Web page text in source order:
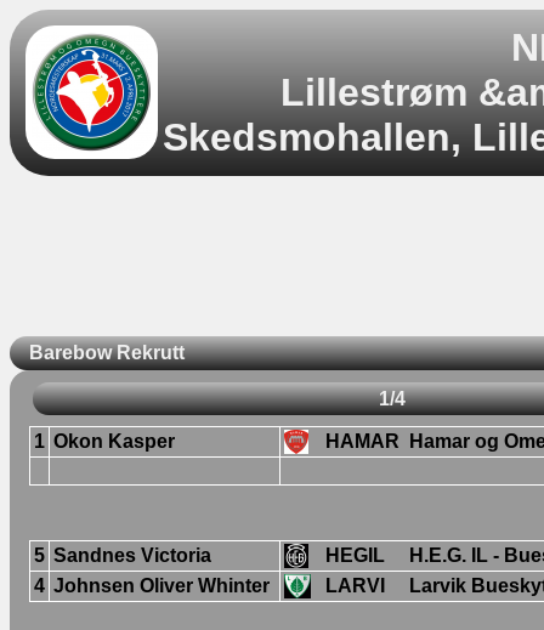
Lillestrøm
Skedsmohallen,
Barebow Rekrutt
1/4
1 Okon Kasper HAMAR Hamar og
5 Sandnes Victoria HEGIL
H.E.G. IL -
4 Johnsen Oliver Whinter LARVI Larvik